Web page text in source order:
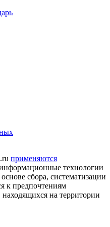
применяются
технологии
сбора, систематизации
к предпочтениям
находящихся на территории